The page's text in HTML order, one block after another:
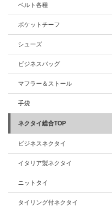
ベルト各種
ポケットチーフ
シューズ
ビジネスバッグ
マフラー＆ストール
手袋
ネクタイ総合TOP
ビジネスネクタイ
イタリア製ネクタイ
ニットタイ
タイリング付ネクタイ